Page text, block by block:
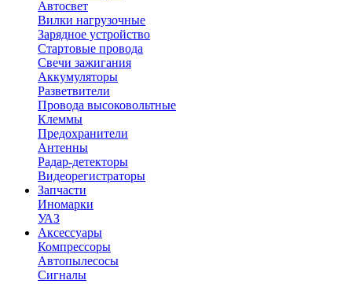
Автосвет
Вилки нагрузочные
Зарядное устройство
Стартовые провода
Свечи зажигания
Аккумуляторы
Разветвители
Провода высоковольтные
Клеммы
Предохранители
Антенны
Радар-детекторы
Видеорегистраторы
Запчасти
Иномарки
УАЗ
Аксесcуары
Компрессоры
Автопылесосы
Сигналы